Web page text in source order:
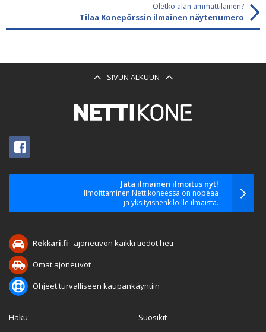
Oletko alan ammattilainen?
Tilaa Konepörssin ilmainen näytenumero
SIVUN ALKUUN
Jätä ilmainen ilmoitus nyt!
Ilmoittaminen Nettikoneessa on nopeaa
ja yksityishenkilöille ilmaista.
Rekkari.fi- ajoneuvon kaikki tiedot heti
Omat ajoneuvot
Ohjeet turvalliseen kaupankäyntiin
Haku
Suosikit